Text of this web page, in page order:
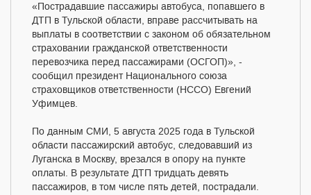
«Пострадавшие пассажиры автобуса, попавшего в
ДТП в Тульской области, вправе рассчитывать на
выплаты в соответствии с законом об обязательном
страховании гражданской ответственности
перевозчика перед пассажирами (ОСГОП)», -
сообщил президент Национального союза
страховщиков ответственности (НССО) Евгений
Уфимцев.
По данным СМИ, 5 августа 2025 года в Тульской
области пассажирский автобус, следовавший из
Луганска в Москву, врезался в опору на пункте
оплаты. В результате ДТП тридцать девять
пассажиров, в том числе пять детей, пострадали.